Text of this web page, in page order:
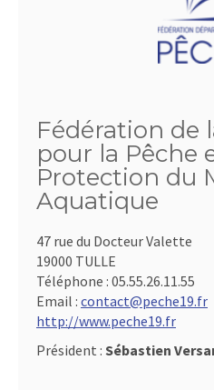
Fédération de
pour la Pêche
Protection du
Aquatique
47 rue du Docteur Valette
19000 TULLE
Téléphone : 05.55.26.11.55
Email : contact@peche19.fr
http://www.peche19.fr
Président : Sébastien